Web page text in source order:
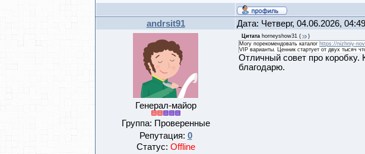
andrsit91 Дата: Четверг, 04.06.2026,
Генерал-майор
Группа: Проверенные
Репутация: 0
Статус: Offline
Цитата horneyshow31 (
)
Могу порекомендовать каталог https://nizhniy-
VIP варианты. Ценник стартует от двух тысяч
Отличный совет про коробку.
благодарю.